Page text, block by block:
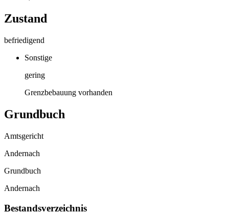
Zustand
befriedigend
Sonstige
gering
Grenzbebauung vorhanden
Grundbuch
Amtsgericht
Andernach
Grundbuch
Andernach
Bestandsverzeichnis